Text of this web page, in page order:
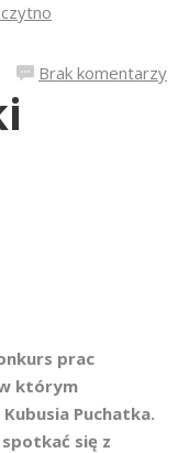
Brak komentarzy
prac
którym
Puchatka.
się z